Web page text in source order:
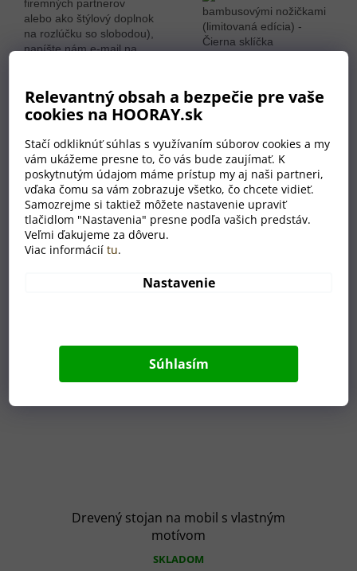
Relevantný obsah a bezpečie pre vaše
cookies na HOORAY.sk
Stačí odkliknúť súhlas s využívaním súborov cookies a my
vám ukážeme presne to, čo vás bude zaujímať. K
poskytnutým údajom máme prístup my aj naši partneri,
vďaka čomu sa vám zobrazuje všetko, čo chcete vidieť.
Samozrejme si taktiež môžete nastavenie upraviť
tlačidlom "Nastavenia" presne podľa vašich predstáv.
Veľmi ďakujeme za dôveru.
Viac informáciítu.
Nastavenie
Súhlasím
Súvisiaci tovar
Drevený stojan na mobil s vlastným
motívom
SKLADOM
firemných partnerov
alebo ako štýlový doplnok
na rozlúčku so slobodou),
napíšte nám e-mail na
cenovú ponuku na mieru.